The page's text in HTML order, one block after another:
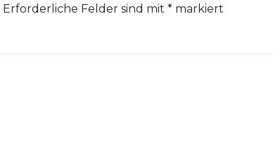
Erforderliche Felder sind mit * markiert